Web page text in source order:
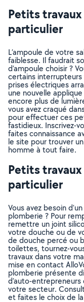
Petits
particulier
L’ampoule de votre
faiblesse. Il faudrait
d’ampoule choisir ?
certains
prises électriques
une nouvelle
encore plus de
vous avez craqué
pour effectuer ces
fastidieux. Inscrivez-
faites connaissance
le site pour trouver
homme à tout faire.
Petits
particulier
Vous avez besoin
plomberie ? Pour
remettre un joint
votre douche ou de
de douche percé ou
toilettes, tournez-
travaux dans votre
mise en contact
plomberie présente
d’auto-
votre secteur.
et faites le choix de